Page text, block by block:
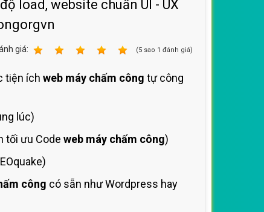
load, website chuẩn UI - UX
giá: (5 sao 1 đánh giá)
tiện ích web máy chấm công tự công
lúc)
tối ưu Code web máy chấm công)
công có sẵn như Wordpress hay